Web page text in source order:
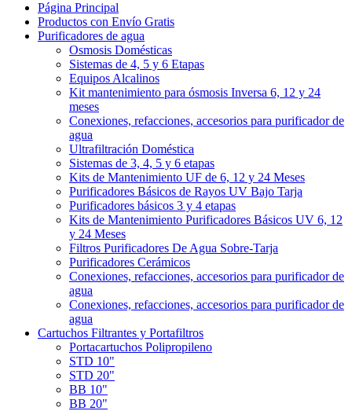
Página Principal
Productos con Envío Gratis
Purificadores de agua
Osmosis Domésticas
Sistemas de 4, 5 y 6 Etapas
Equipos Alcalinos
Kit mantenimiento para ósmosis Inversa 6, 12 y 24
meses
Conexiones, refacciones, accesorios para purificador de
agua
Ultrafiltración Doméstica
Sistemas de 3, 4, 5 y 6 etapas
Kits de Mantenimiento UF de 6, 12 y 24 Meses
Purificadores Básicos de Rayos UV Bajo Tarja
Purificadores básicos 3 y 4 etapas
Kits de Mantenimiento Purificadores Básicos UV 6, 12
y 24 Meses
Filtros Purificadores De Agua Sobre-Tarja
Purificadores Cerámicos
Conexiones, refacciones, accesorios para purificador de
agua
Conexiones, refacciones, accesorios para purificador de
agua
Cartuchos Filtrantes y Portafiltros
Portacartuchos Polipropileno
STD 10"
STD 20"
BB 10"
BB 20"